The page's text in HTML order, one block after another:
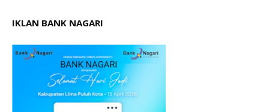
IKLAN BANK NAGARI